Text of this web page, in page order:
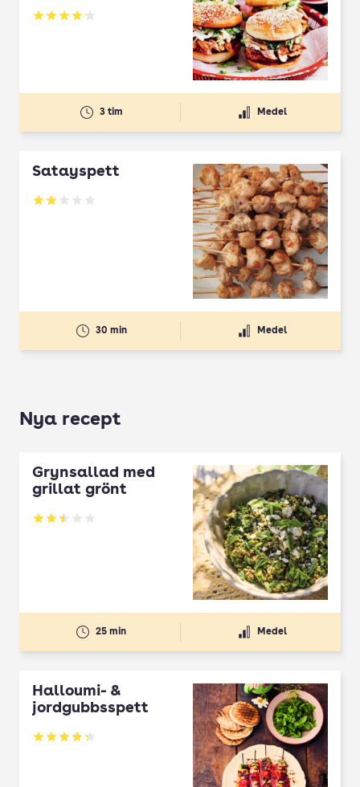
Betyg: 4.18 av 5
3 tim Medel
Satayspett
Betyg: 2 av 5
30 min Medel
Nya recept
Grynsallad med
grillat grönt
Betyg: 2.5 av 5
25 min Medel
Halloumi- &
jordgubbsspett
Betyg: 4.3 av 5